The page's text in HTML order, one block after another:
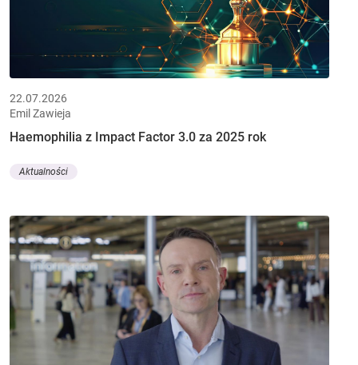
22.07.2026
Emil Zawieja
Haemophilia z Impact Factor 3.0 za 2025 rok
Aktualności